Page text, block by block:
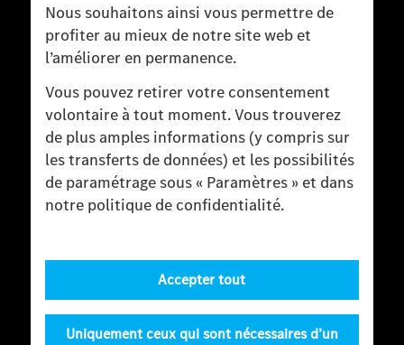
Nous souhaitons ainsi vous permettre de
profiter au mieux de notre site web et
l’améliorer en permanence.
Vous pouvez retirer votre consentement
volontaire à tout moment. Vous trouverez
de plus amples informations (y compris sur
les transferts de données) et les possibilités
de paramétrage sous « Paramètres » et dans
notre politique de confidentialité.
Uniquement ceux qui sont nécessaires d’un
Accepter tout